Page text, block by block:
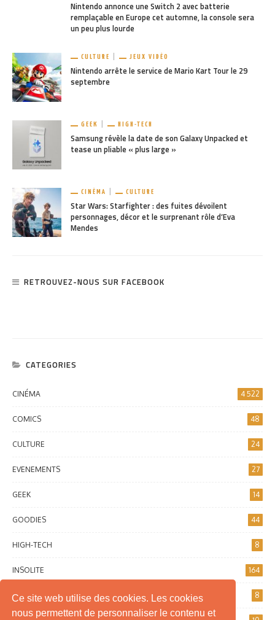
Ce site web utilise des cookies. Les cookies
nous permettent de personnaliser le contenu et
Nintendo annonce une Switch 2 avec batterie
remplaçable en Europe cet automne, la console sera
un peu plus lourde
CULTURE JEUX VIDÉO
Nintendo arrête le service de Mario Kart Tour le 29
septembre
GEEK HIGH-TECH
Samsung révèle la date de son Galaxy Unpacked et
tease un pliable « plus large »
CINÉMA CULTURE
Star Wars: Starfighter : des fuites dévoilent
personnages, décor et le surprenant rôle d’Eva
Mendes
RETROUVEZ-NOUS SUR FACEBOOK
CATEGORIES
CINÉMA 4 522
COMICS 48
CULTURE 24
EVENEMENTS 27
GEEK 14
GOODIES 44
HIGH-TECH 8
INSOLITE 164
INTERNET 8